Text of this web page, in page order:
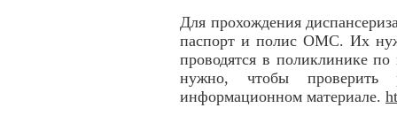
Для прохождения
паспорт и полис ОМС. Их
проводятся в поликлинике
нужно, чтобы проверить
информационном материале.